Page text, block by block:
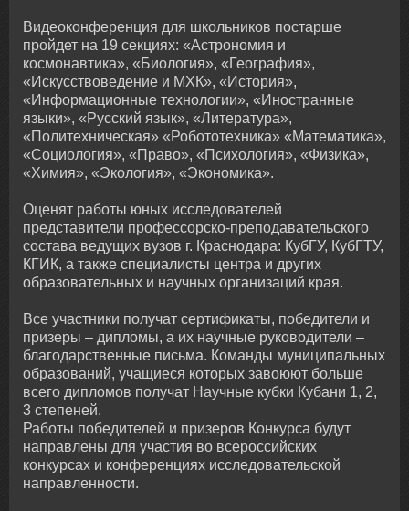
Видеоконференция для школьников постарше
пройдет на 19 секциях: «Астрономия и
космонавтика», «Биология», «География»,
«Искусствоведение и МХК», «История»,
«Информационные технологии», «Иностранные
языки», «Русский язык», «Литература»,
«Политехническая» «Робототехника» «Математика»,
«Социология», «Право», «Психология», «Физика»,
«Химия», «Экология», «Экономика».
Оценят работы юных исследователей
представители профессорско-преподавательского
состава ведущих вузов г. Краснодара: КубГУ, КубГТУ,
КГИК, а также специалисты центра и других
образовательных и научных организаций края.
Все участники получат сертификаты, победители и
призеры – дипломы, а их научные руководители –
благодарственные письма. Команды муниципальных
образований, учащиеся которых завоюют больше
всего дипломов получат Научные кубки Кубани 1, 2,
3 степеней.
Работы победителей и призеров Конкурса будут
направлены для участия во всероссийских
конкурсах и конференциях исследовательской
направленности.